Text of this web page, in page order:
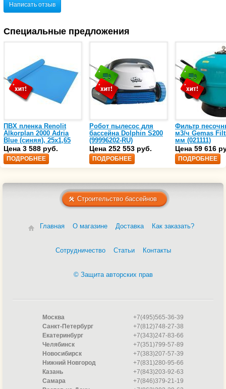
Написать отзыв
Специальные предложения
ПВХ пленка Renolit
Alkorplan 2000 Adria
Blue (синяя), 25х1,65
(35216203)
Цена 3 588 руб.
ПОДРОБНЕЕ
Робот пылесос для
бассейна Dolphin S200
(99996202-RU)
Цена 252 553 руб.
ПОДРОБНЕЕ
Фильтр
м3/ч Gemas
мм (021111)
Цена 59 616
ПОДРОБНЕЕ
Строительство бассейнов
Главная О магазине Доставка Как заказать?
Сотрудничество Статьи Контакты
© Защита авторских прав
Москва
+7(495)565-36-39
Санкт-Петербург
+7(812)748-27-38
Екатеринбург
+7(343)247-83-66
Челябинск
+7(351)799-57-89
Новосибирск
+7(383)207-57-39
Нижний Новгород
+7(831)280-95-66
Казань
+7(843)203-92-63
Самара
+7(846)379-21-19